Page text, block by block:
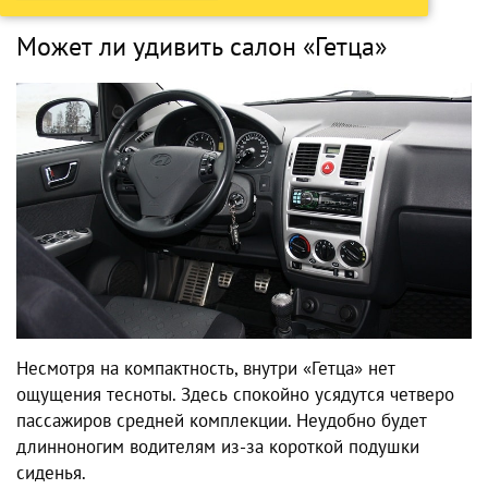
Может ли удивить салон «Гетца»
Несмотря на компактность, внутри «Гетца» нет
ощущения тесноты. Здесь спокойно усядутся четверо
пассажиров средней комплекции. Неудобно будет
длинноногим водителям из-за короткой подушки
сиденья.